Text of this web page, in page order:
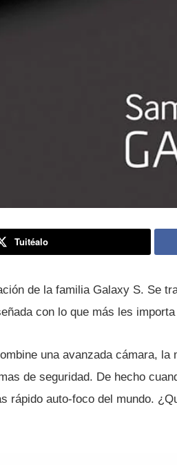
Tuitéalo
de la familia Galaxy S. Se
con lo que más les
una avanzada cámara, la
de seguridad. De hecho
rápido auto-foco del mundo.